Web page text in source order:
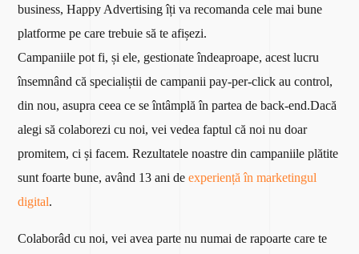
business, Happy Advertising îți va recomanda cele mai bune
platforme pe care trebuie să te afișezi.
Campaniile pot fi, și ele, gestionate îndeaproape, acest lucru
însemnând că specialiștii de campanii pay-per-click au control,
din nou, asupra ceea ce se întâmplă în partea de back-end.Dacă
alegi să colaborezi cu noi, vei vedea faptul că noi nu doar
promitem, ci și facem. Rezultatele noastre din campaniile plătite
sunt foarte bune, având 13 ani deexperiență în marketingul
digital.
Colaborâd cu noi, vei avea parte nu numai de rapoarte care te